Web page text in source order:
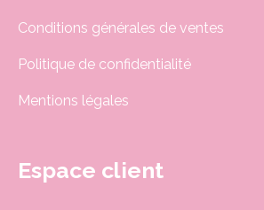
Conditions générales de ventes
Politique de confidentialité
Mentions légales
Espace client